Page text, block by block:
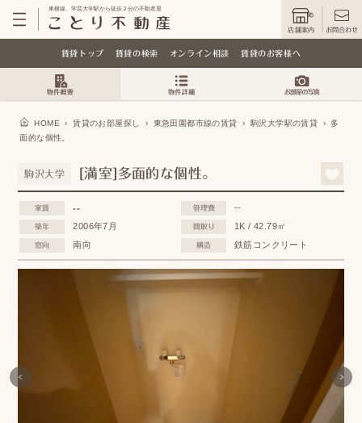
東横線、学芸大学駅から徒歩２分の不動産屋
店舗案内 お問合わせ
賃貸トップ 賃貸の検索 オンライン相談 賃貸のお客様へ
HOME › 賃貸のお部屋探し › 東急田園都市線の賃貸 › 駒沢大学駅の賃貸 ›
多
面的な個性。
駒沢大学 [満室]多面的な個性。
家賃 -- 管理費 --
築年 2006年7月 間取り 1K / 42.79㎡
窓向 南向 構造 鉄筋コンクリート